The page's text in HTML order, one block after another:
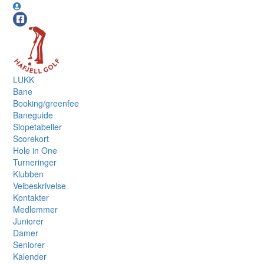
LUKK
Bane
Booking/greenfee
Baneguide
Slopetabeller
Scorekort
Hole in One
Turneringer
Klubben
Veibeskrivelse
Kontakter
Medlemmer
Juniorer
Damer
Seniorer
Kalender